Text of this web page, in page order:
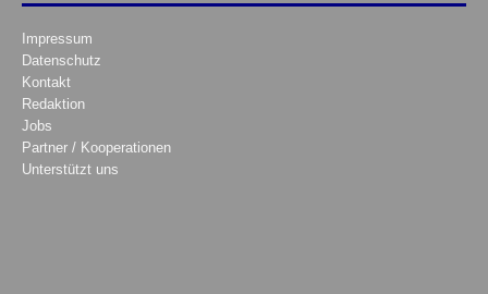
Impressum
Datenschutz
Kontakt
Redaktion
Jobs
Partner / Kooperationen
Unterstützt uns